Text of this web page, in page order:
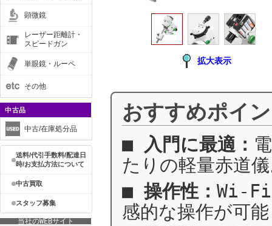
顕微鏡
レーザー距離計・
スピードガン
単眼鏡・ルーペ
その他
中古品
中古/在庫処分品
送料/代引手数料/配達日
時/お支払方法について
中古買取
スタッフ募集
当社のWEBサイト
拡大表示
おすすめポイ
■ 入門に最適：
たりの軽量赤道
■操作性：Wi-Fi
感的な操作が可能